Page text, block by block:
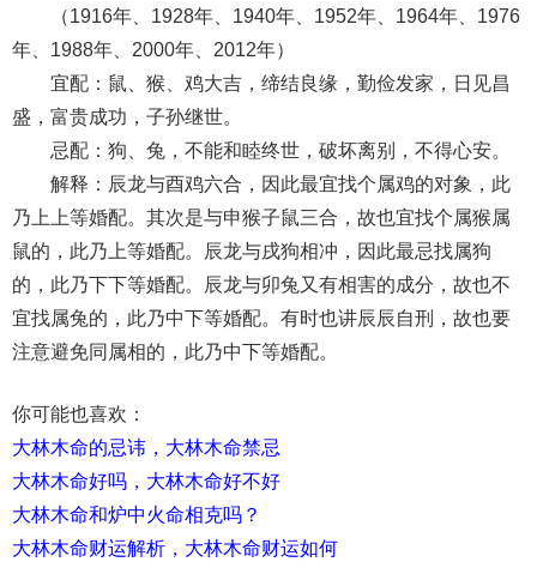
（1916年、1928年、1940年、1952年、1964年、1976
年、1988年、2000年、2012年）
宜配：鼠、猴、鸡大吉，缔结良缘，勤俭发家，日见昌
盛，富贵成功，子孙继世。
忌配：狗、兔，不能和睦终世，破坏离别，不得心安。
解释：辰龙与酉鸡六合，因此最宜找个属鸡的对象，此
乃上上等婚配。其次是与申猴子鼠三合，故也宜找个属猴属
鼠的，此乃上等婚配。辰龙与戌狗相冲，因此最忌找属狗
的，此乃下下等婚配。辰龙与卯兔又有相害的成分，故也不
宜找属兔的，此乃中下等婚配。有时也讲辰辰自刑，故也要
注意避免同属相的，此乃中下等婚配。
你可能也喜欢：
大林木命的忌讳，大林木命禁忌
大林木命好吗，大林木命好不好
大林木命和炉中火命相克吗？
大林木命财运解析，大林木命财运如何